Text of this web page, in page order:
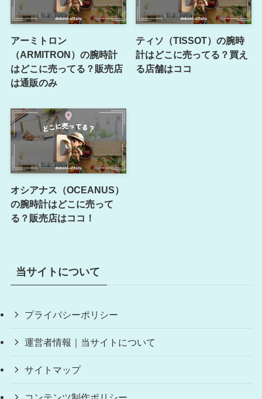
アーミトロン
（ARMITRON）の腕時計
はどこに売ってる？販売店
は通販のみ
ティソ（TISSOT）の腕時
計はどこに売ってる？買え
る店舗はココ
オシアナス（OCEANUS）
の腕時計はどこに売って
る？販売店はココ！
当サイトについて
プライバシーポリシー
運営者情報｜当サイトについて
サイトマップ